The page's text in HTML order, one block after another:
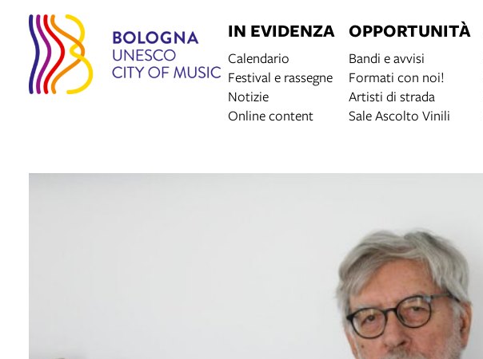
IN EVIDENZA
Calendario
Festival e rassegne
Notizie
Online content
OPPORTUNITÀ
Bandi e avvisi
Formati con noi!
Artisti di strada
Sale Ascolto Vinili